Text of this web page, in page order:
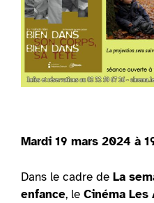
Mardi 19 mars 2024 à
Dans le cadre de La
enfance, le Cinéma Les